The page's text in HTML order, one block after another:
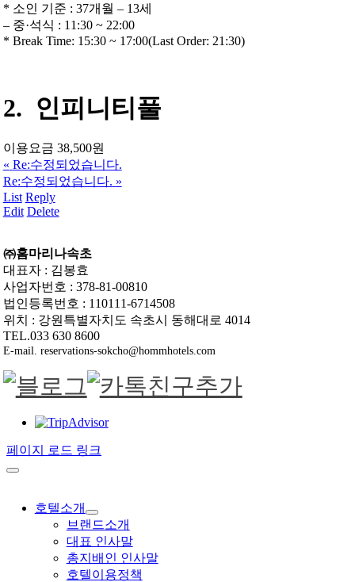
* 소인 기준 : 37개월 – 13세
– 중·석식 : 11:30 ~ 22:00
* Break Time: 15:30 ~ 17:00(Last Order: 21:30)
2. 인피니티풀
이용요금 38,500원
« Re:수정되었습니다.
Re:수정되었습니다. »
List Reply
Edit Delete
㈜홈마리나속초
대표자 : 김봉효
사업자번호 : 378-81-00810
법인등록번호 : 110111-6714508
위치 : 강원특별자치도 속초시 동해대로 4014
TEL.033 630 8600
E-mail. reservations-sokcho@hommhotels.com
페이지 로드 링크
호텔소개
브랜드소개
대표 인사말
총지배인 인사말
호텔이용정책